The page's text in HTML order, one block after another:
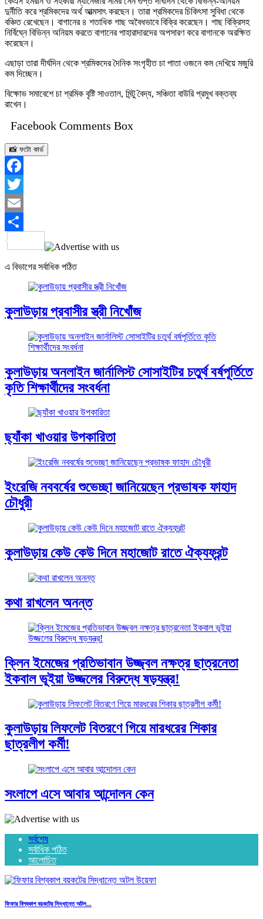
দুর্নীতি করে শ্রমিকদের অর্থ আত্মসাৎ করছেন। তারা শ্রমিকদের চিকিৎসা সুবিধা থেকে
বঞ্চিত রেখেছেন। বাগানের ৪ শতাধিক গাছ অবৈধভাবে বিক্রি করেছেন। গাছ বিক্রিসহ
নির্বিঘ্নে বিভিন্ন অনিয়ম করতে বাগানের পাহারাদারদের অপসারণ করে বাগানকে অরক্ষিত
করেছেন।
এছাড়া তারা দীর্ঘদিন থেকে শ্রমিকদের দৈনিক সংগৃহীত চা পাতা ওজনে কম দেখিয়ে মজুরি
কম দিচ্ছেন।
বিক্ষোভ সমাবেশে চা শ্রমিক বৃষ্টি সাওতাল, মিন্টু বৈদ্য, সঞ্চিতা বাউরি প্রমুখ বক্তব্য
রাখেন।
Facebook Comments Box
📸 ফটো কার্ড
Facebook
Twitter
Email
Share
এ বিভাগের সর্বাধিক পঠিত
কুলাউড়ায় প্রবাসীর স্ত্রী নিখোঁজ
কুলাউড়ায় অনলাইন জার্নালিস্ট সোসাইটির চতুর্থ বর্ষপূর্তিতে
কৃতি শিক্ষার্থীদের সংবর্ধনা
ছ্যাঁকা খাওয়ার উপকারিতা
ইংরেজি নববর্ষের শুভেচ্ছা জানিয়েছেন প্রভাষক ফাহাদ
চৌধুরী
কুলাউড়ায় কেউ কেউ দিনে মহাজোট রাতে ঐক্যফ্রন্ট
কথা রাখলেন অনন্ত
ক্লিন ইমেজের প্রতিভাবান উজ্জ্বল নক্ষত্র ছাত্রনেতা
ইকবাল ভূইয়া উজ্জলের বিরুদ্ধে ষড়যন্ত্র!
কুলাউড়ায় লিফলেট বিতরণে গিয়ে মারধরের শিকার
ছাত্রলীগ কর্মী!
সংলাপে এসে আবার আন্দোলন কেন
সর্বশেষ
সর্বাধিক পঠিত
আলোচিত
ফিফার বিশ্বকাপ বয়কটের সিদ্ধান্তে অটল...